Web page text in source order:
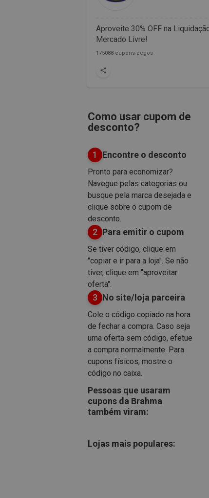
Aproveite 30% OFF na
Mercado Livre!
175088 cupons pegos
Como usar cupom de
desconto?
1 Encontre o desconto
Pronto para economizar?
Navegue pelas categorias ou
busque pela marca desejada e
clique sobre o cupom de
desconto.
2 Para emitir o cupom
Se tiver código, clique em
"copiar e ir para a loja". Se não
tiver, clique em "aproveitar
oferta".
3 No site/loja parceira
Cole o código copiado na hora
de fechar a compra. Caso seja
uma oferta sem código, efetue
a compra normalmente. Para
cupons físicos, mostre o
código no caixa.
Pessoas que usaram
cupons da Brahma
também viram:
Lojas mais populares: